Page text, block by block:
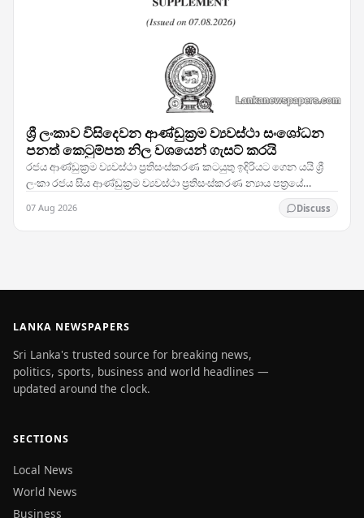
ශ්‍රී ලංකාව විසිදෙවන ආණ්ඩුක්‍රම ව්‍යවස්ථා සංශෝධන
පනත් කෙටුම්පත නිල වශයෙන් ගැසට් කරයි
රජය ආණ්ඩුක්‍රම ව්‍යවස්ථා ප්‍රතිසංස්කරණ කටයුතු ඉදිරියට ගෙන යයි ශ්‍රී
ලංකා රජය සිය ආණ්ඩුක්‍රම ව්‍යවස්ථා ප්‍රතිසංස්කරණ න්‍යාය පත්‍රයේ
07 Aug 2026 Discuss
LANKA NEWSPAPERS
Sri Lanka's trusted source for breaking news,
politics, sports, business and world headlines —
updated around the clock.
SECTIONS
Local News
World News
Business